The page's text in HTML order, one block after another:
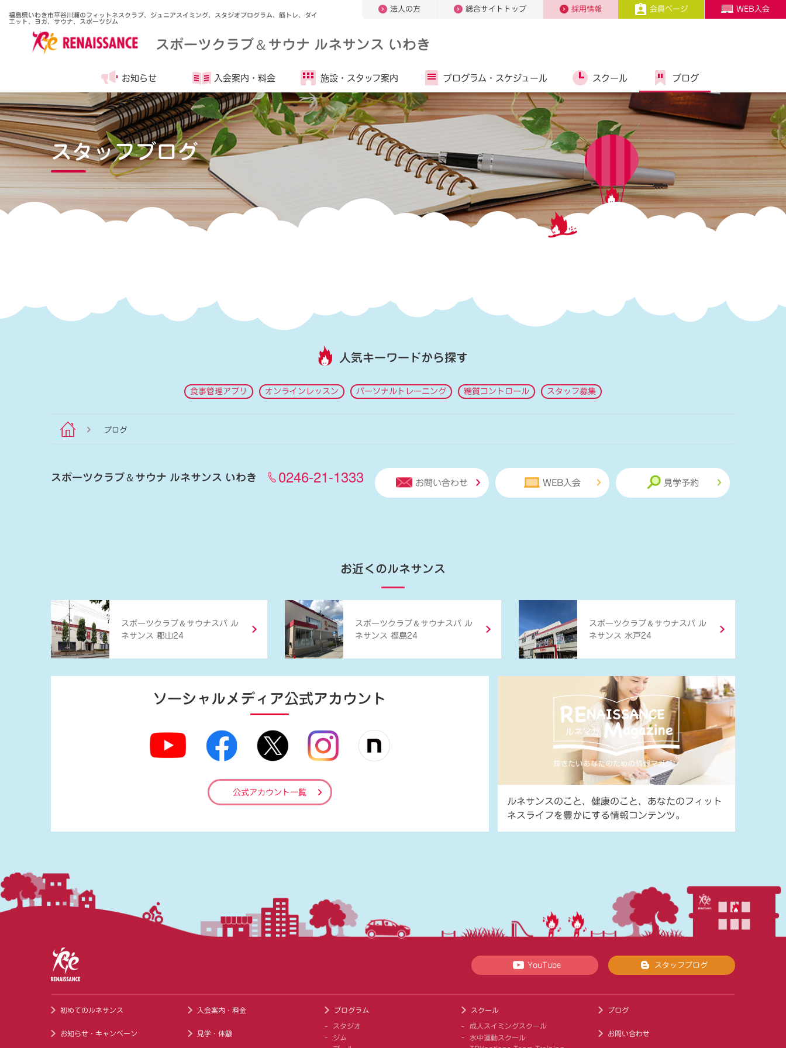
福島県いわき市平谷川瀬のフィットネスクラブ、ジュニアスイミング、スタジオプログラム、筋トレ、ダイ
エット、ヨガ、サウナ、スポーツジム
法人の方 総合サイトトップ 採用情報 会員ページ WEB入会
スポーツクラブ＆サウナ ルネサンス いわき
お知らせ 入会案内・ 料金 施設・ スタッフ案内 プログラム・ スケジュール スクール ブログ
スタッフブログ
人気キーワードから探す
食事管理アプリ オンラインレッスン パーソナルトレーニング 糖質コントロール スタッフ募集
ブログ
スポーツクラブ＆サウナ ルネサンス いわき 0246-21-1333 お問い合わせ WEB入会 見学予約
お近くのルネサンス
スポーツクラブ ＆ サウナスパ ル
ネサンス 郡山24
スポーツクラブ ＆ サウナスパ ル
ネサンス 福島24
スポーツクラブ ＆ サウナスパ ル
ネサンス 水戸24
ソーシャルメディア公式アカウント
公式アカウント一覧
ルネサンスのこと、健康のこと、あなたのフィット
ネスライフを豊かにする情報コンテンツ。
YouTube スタッフブログ
初めてのルネサンス
お知らせ・キャンペーン
入会案内・料金
見学・体験
プログラム
スタジオ
ジム
スクール
成人スイミングスクール
水中運動スクール
ブログ
お問い合わせ